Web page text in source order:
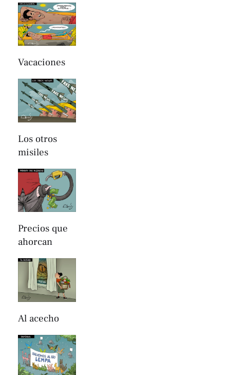
Vacaciones
Los otros
misiles
Precios que
ahorcan
Al acecho